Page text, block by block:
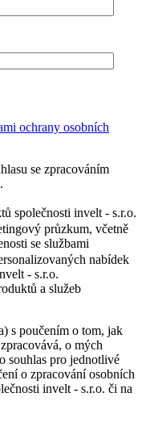
ochrany osobních
se zpracováním
společnosti invelt - s.r.o.
průzkum, včetně
se službami
nabídek
- s.r.o.
a služeb
s poučením o tom, jak
o mých
souhlas pro jednotlivé
o zpracování osobních
invelt - s.r.o. či na